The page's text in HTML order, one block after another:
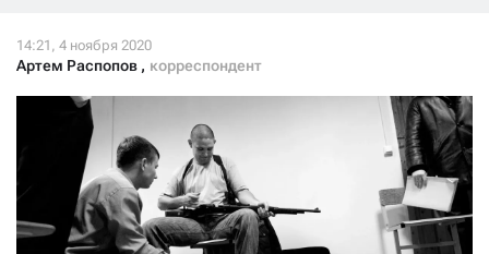
Артем Распопов , корреспондент
Нажимая кнопку «Стать соучастником»,
я принимаю условия и подтверждаю свое гражданство РФ
СТАТЬ СОУЧАСТНИКОМ
ПОДЕЛИТЬСЯ С ДРУЗЬЯМИ
Если у вас есть вопросы, пишите donate@novayagazeta.ruили
звоните:
+7 (929) 612-03-68